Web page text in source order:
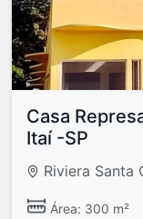
Casa
Itaí -SP
Riviera Santa
Área: 300 m²